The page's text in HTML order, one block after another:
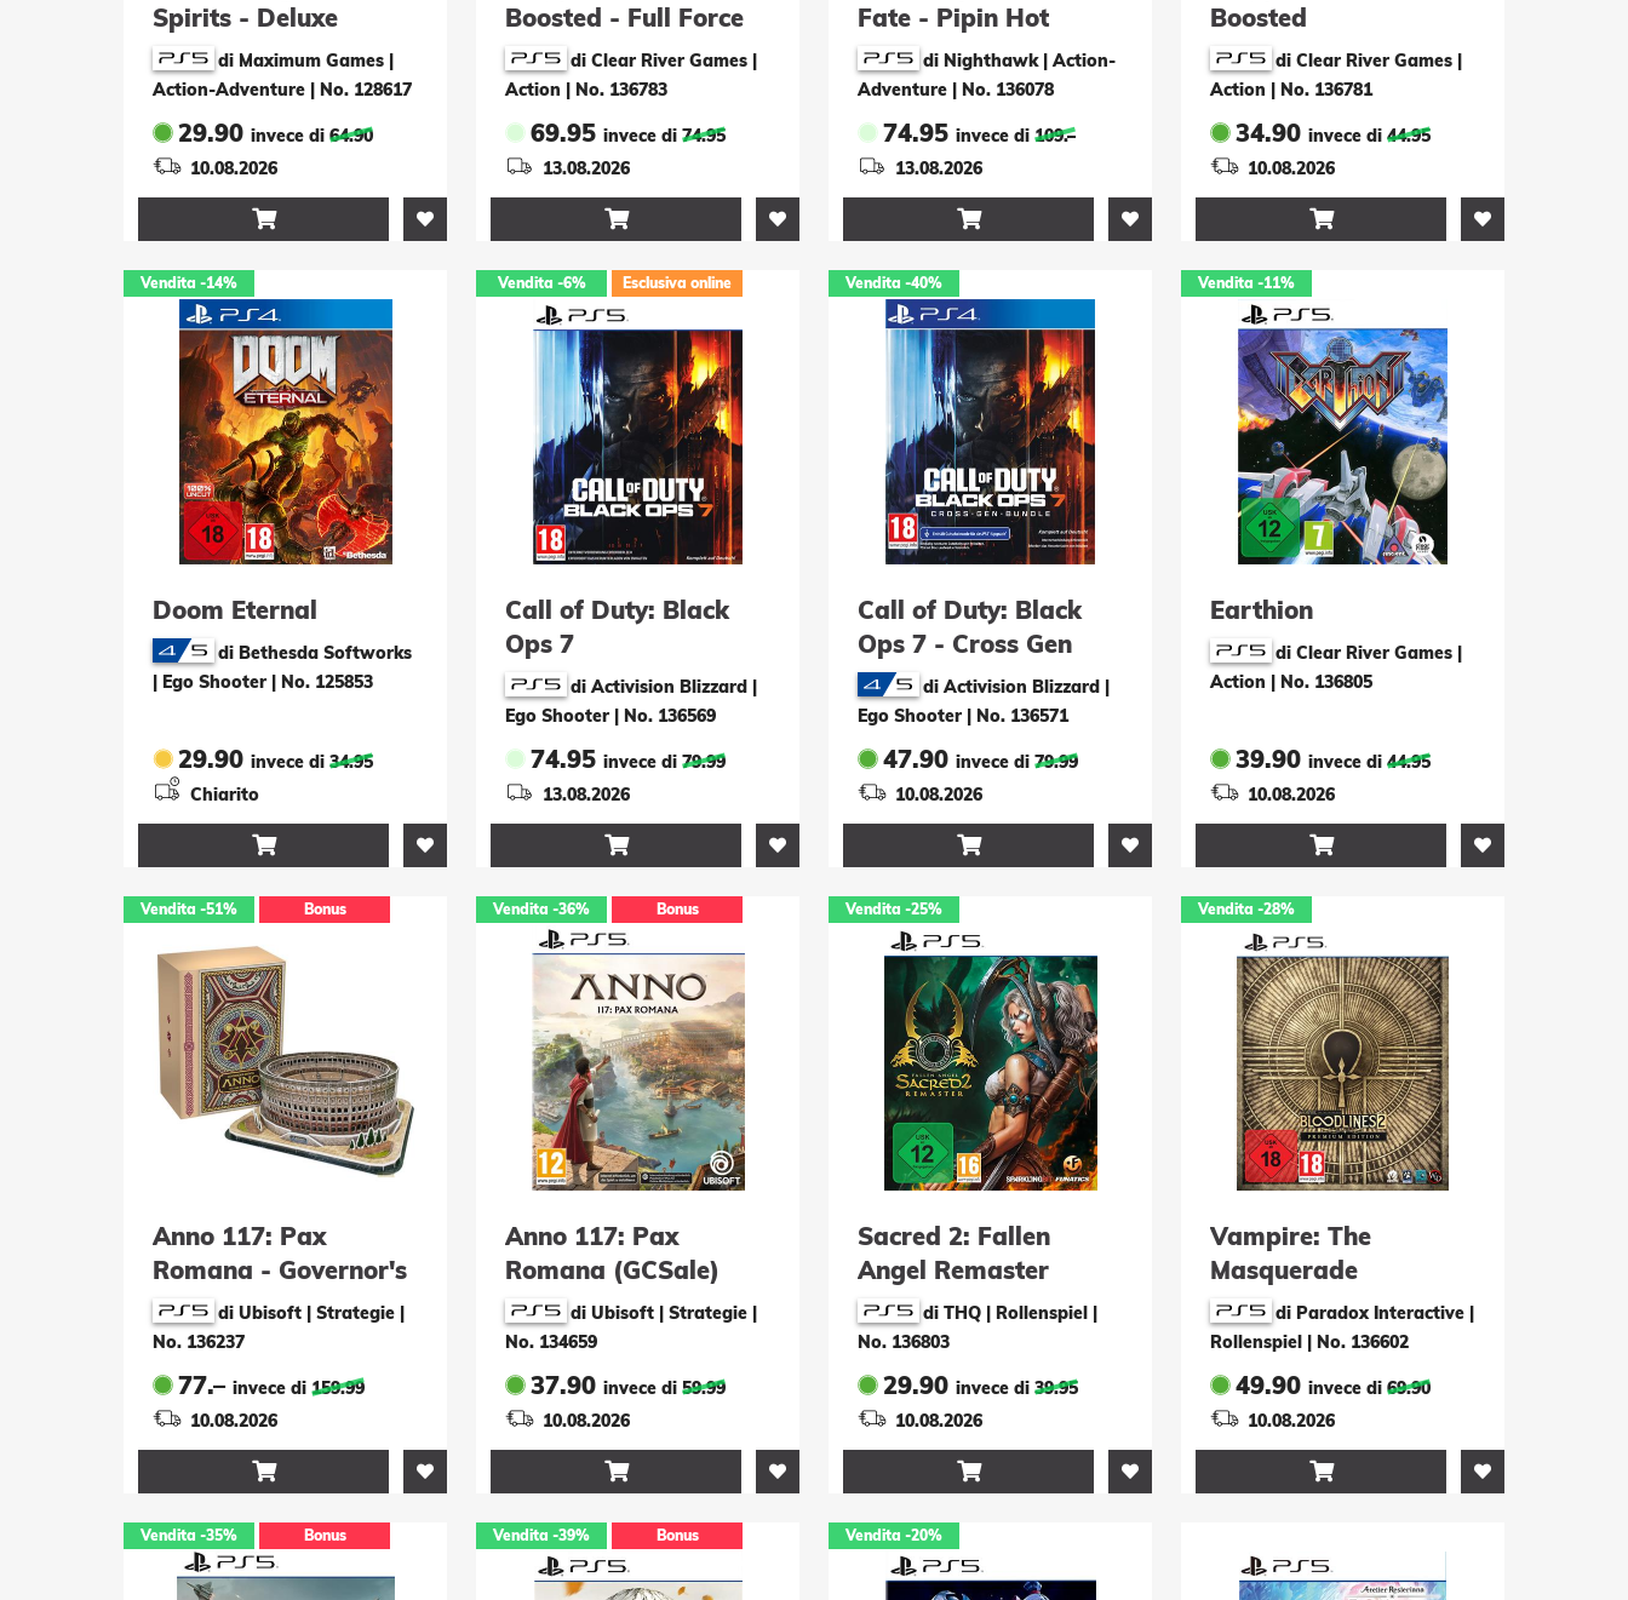
Spirits - Deluxe
Editiondi Maximum Games |
Action-Adventure | No. 128617
29.90 invece di 64.90
10.08.2026

Boosted - Full Force
Editiondi Clear River Games |
Action | No. 136783
69.95 invece di 74.95
13.08.2026

Fate - Pipin Hot
Collector's Edition
di Nighthawk | Action-
Adventure | No. 136078
74.95 invece di 109.–
13.08.2026

Boosted
di Clear River Games |
Action | No. 136781
34.90 invece di 44.95
10.08.2026

Vendita -14%
Doom Eternal
di Bethesda Softworks
| Ego Shooter | No. 125853
29.90 invece di 34.95
Chiarito

Vendita -6% Esclusiva online
Call of Duty: Black
Ops 7
di Activision Blizzard |
Ego Shooter | No. 136569
74.95 invece di 79.99
13.08.2026

Vendita -40%
Call of Duty: Black
Ops 7 - Cross Gen
Bundledi Activision Blizzard |
Ego Shooter | No. 136571
47.90 invece di 79.99
10.08.2026

Vendita -11%
Earthion
di Clear River Games |
Action | No. 136805
39.90 invece di 44.95
10.08.2026

Vendita -51% Bonus
Anno 117: Pax
Romana - Governor's
Editiondi Ubisoft | Strategie |
No. 136237
77.– invece di 159.99
10.08.2026

Vendita -36% Bonus
Anno 117: Pax
Romana (GCSale)
di Ubisoft | Strategie |
No. 134659
37.90 invece di 59.99
10.08.2026

Vendita -25%
Sacred 2: Fallen
Angel Remaster
di THQ | Rollenspiel |
No. 136803
29.90 invece di 39.95
10.08.2026

Vendita -28%
Vampire: The
Masquerade
Bloodlines 2 -
Premium Edition
di Paradox Interactive |
Rollenspiel | No. 136602
49.90 invece di 69.90
10.08.2026

Vendita -35% Bonus Vendita -39% Bonus Vendita -20%